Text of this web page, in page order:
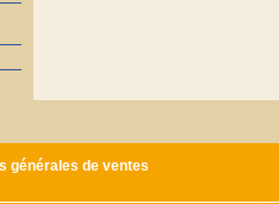
générales de ventes